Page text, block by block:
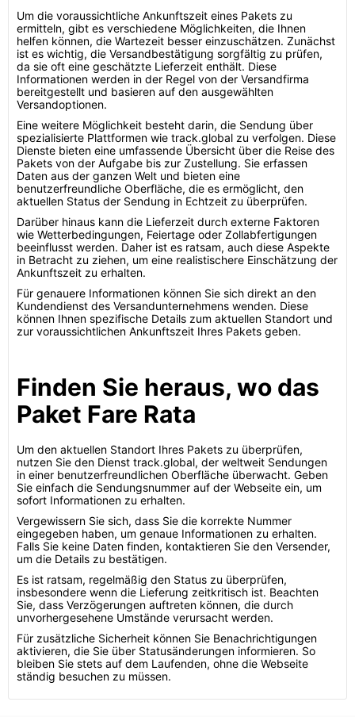
Um die voraussichtliche Ankunftszeit eines Pakets zu
ermitteln, gibt es verschiedene Möglichkeiten, die Ihnen
helfen können, die Wartezeit besser einzuschätzen. Zunächst
ist es wichtig, die Versandbestätigung sorgfältig zu prüfen,
da sie oft eine geschätzte Lieferzeit enthält. Diese
Informationen werden in der Regel von der Versandfirma
bereitgestellt und basieren auf den ausgewählten
Versandoptionen.
Eine weitere Möglichkeit besteht darin, die Sendung über
spezialisierte Plattformen wie track.global zu verfolgen. Diese
Dienste bieten eine umfassende Übersicht über die Reise des
Pakets von der Aufgabe bis zur Zustellung. Sie erfassen
Daten aus der ganzen Welt und bieten eine
benutzerfreundliche Oberfläche, die es ermöglicht, den
aktuellen Status der Sendung in Echtzeit zu überprüfen.
Darüber hinaus kann die Lieferzeit durch externe Faktoren
wie Wetterbedingungen, Feiertage oder Zollabfertigungen
beeinflusst werden. Daher ist es ratsam, auch diese Aspekte
in Betracht zu ziehen, um eine realistischere Einschätzung der
Ankunftszeit zu erhalten.
Für genauere Informationen können Sie sich direkt an den
Kundendienst des Versandunternehmens wenden. Diese
können Ihnen spezifische Details zum aktuellen Standort und
zur voraussichtlichen Ankunftszeit Ihres Pakets geben.
Finden Sie heraus, wo das
Paket Fare Rata
Um den aktuellen Standort Ihres Pakets zu überprüfen,
nutzen Sie den Dienst track.global, der weltweit Sendungen
in einer benutzerfreundlichen Oberfläche überwacht. Geben
Sie einfach die Sendungsnummer auf der Webseite ein, um
sofort Informationen zu erhalten.
Vergewissern Sie sich, dass Sie die korrekte Nummer
eingegeben haben, um genaue Informationen zu erhalten.
Falls Sie keine Daten finden, kontaktieren Sie den Versender,
um die Details zu bestätigen.
Es ist ratsam, regelmäßig den Status zu überprüfen,
insbesondere wenn die Lieferung zeitkritisch ist. Beachten
Sie, dass Verzögerungen auftreten können, die durch
unvorhergesehene Umstände verursacht werden.
Für zusätzliche Sicherheit können Sie Benachrichtigungen
aktivieren, die Sie über Statusänderungen informieren. So
bleiben Sie stets auf dem Laufenden, ohne die Webseite
ständig besuchen zu müssen.